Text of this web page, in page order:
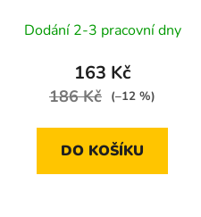
plastový držák
Dodání 2-3 pracovní dny
163 Kč
186 Kč (–12 %)
DO KOŠÍKU